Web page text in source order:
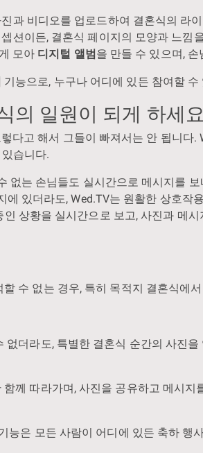
과 비디오를 업로드하여 결혼식의 라
션이든, 결혼식 페이지의 모양과 느낌
모아 디지털 앨범을 만들 수 있으며,
기능으로, 누구나 어디에 있든 참여할
의 일원이 되게 하세요
다고 해서 그들이 빠져서는 안 됩니다.
습니다.
없는 손님들도 실시간으로 메시지를
에 있더라도, Wed.TV는 원활한 상호
상황을 실시간으로 보고, 사진과 메
수 없는 경우, 특히 목적지 결혼식에
없더라도, 특별한 결혼식 순간의 사진
께 따라가며, 사진을 공유하고 메시
능은 모든 사람이 어디에 있든 축하 행